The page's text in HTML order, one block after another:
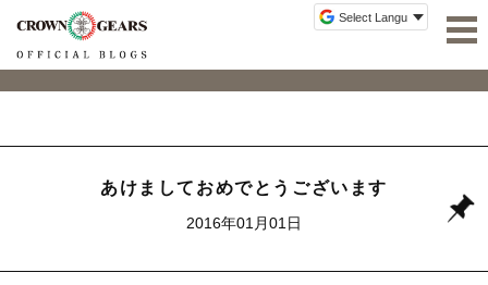
あけましておめでとうございます
2016年01月01日